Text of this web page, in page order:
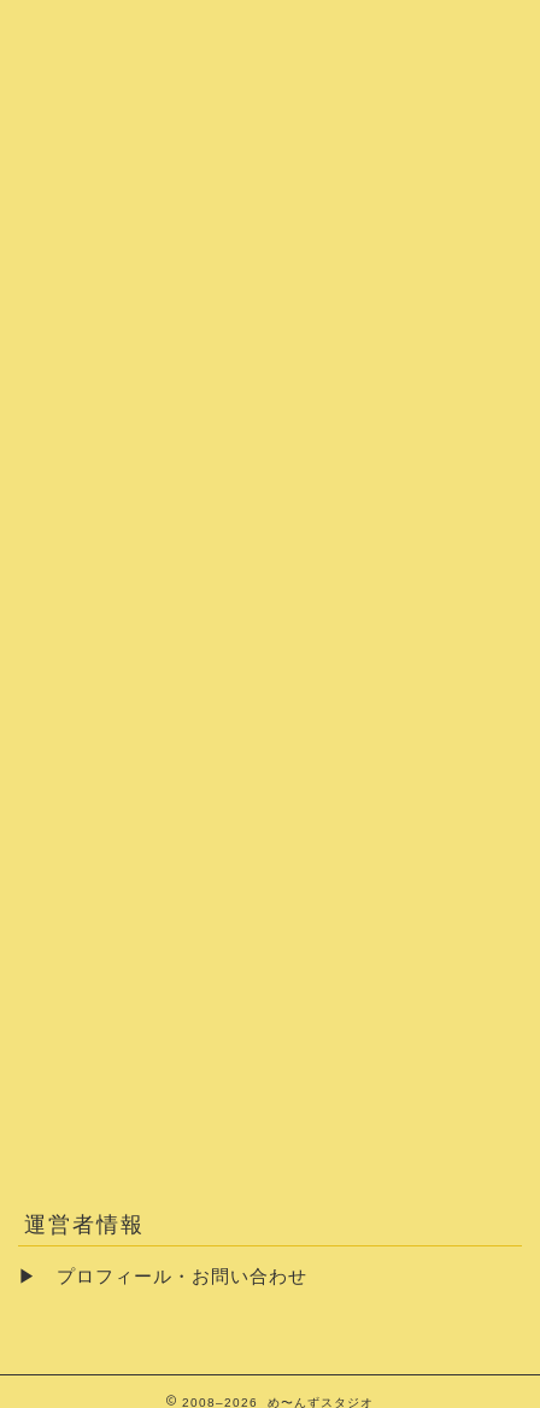
運営者情報
▶ プロフィール・お問い合わせ
2008–2026 め〜んずスタジオ